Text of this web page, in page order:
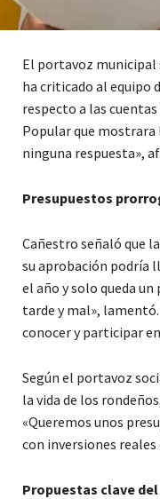
El portavoz municipal
ha criticado al equipo
respecto a las
Popular que mostrara
ninguna respuesta»,
Presupuestos
Cañestro señaló que
su aprobación podría
el año y solo queda
tarde y mal»,
conocer y participar
Según el portavoz
la vida de los
«Queremos unos
con inversiones
Propuestas clave